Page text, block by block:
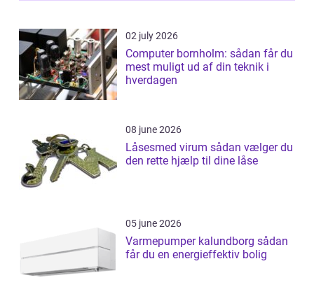
02 july 2026
Computer bornholm: sådan får du
mest muligt ud af din teknik i
hverdagen
08 june 2026
Låsesmed virum sådan vælger du
den rette hjælp til dine låse
05 june 2026
Varmepumper kalundborg sådan
får du en energieffektiv bolig